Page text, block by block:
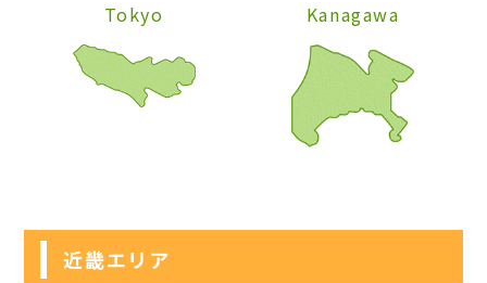
Tokyo Kanagawa
近畿エリア